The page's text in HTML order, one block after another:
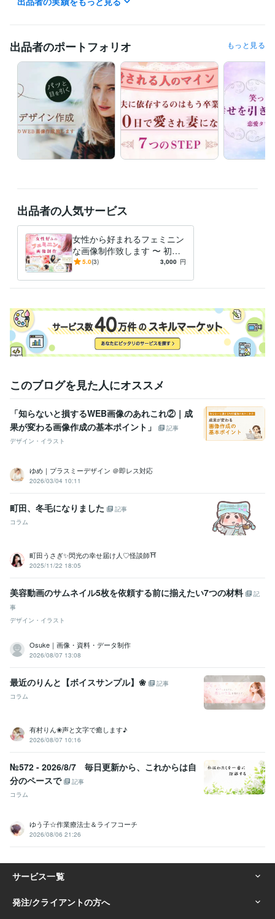
出品者のポートフォリオ もっと見る
出品者の人気サービス
女性から好まれるフェミニン
な画像制作致します 〜 初め
ての方でも丁寧に迅速に対応
5.0(3) 3,000 円
このブログを見た人にオススメ
「知らないと損するWEB画像のあれこれ②｜成
果が変わる画像作成の基本ポイント」
記事
デザイン・イラスト
ゆめ｜プラスミーデザイン ＠即レス対応
2026/03/04 10:11
町田、冬毛になりました
記事
コラム
町田うさぎ✨閃光の幸せ届け人♡怪談師⛩️
2025/11/22 18:05
美容動画のサムネイル5枚を依頼する前に揃えたい7つの材料
記
事
デザイン・イラスト
Osuke｜画像・資料・データ制作
2026/08/07 13:08
最近のりんと【ボイスサンプル】❀
記事
コラム
有村りん❀声と文字で癒します♪
2026/08/07 10:16
№572 - 2026/8/7 毎日更新から、これからは自
分のペースで
記事
コラム
ゆう子☆作業療法士＆ライフコーチ
2026/08/06 21:26